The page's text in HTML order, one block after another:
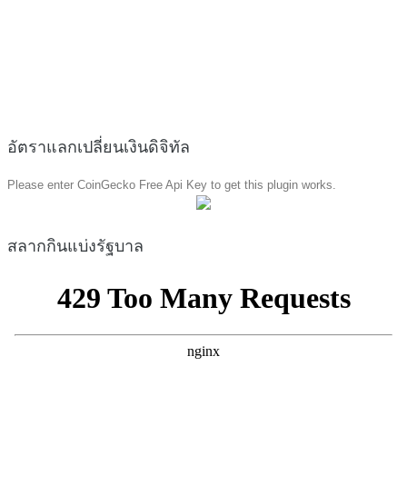
อัตราแลกเปลี่ยนเงินดิจิทัล
Please enter CoinGecko Free Api Key to get this plugin works.
สลากกินแบ่งรัฐบาล